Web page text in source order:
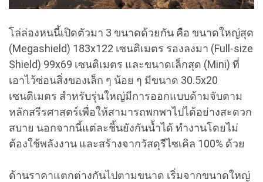
โล่ล่องหนนี้เปิดตัวมา 3 ขนาดด้วยกัน คือ ขนาดใหญ่สุด
(Megashield) 183x122 เซนติเมตร รองลงมา (Full-size
Shield) 99x69 เซนติเมตร และขนาดเล็กสุด (Mini) ที่
เอาไว้ซ่อนสิ่งของเล็ก ๆ น้อย ๆ มีขนาด 30.5x20
เซนติเมตร สำหรับรุ่นใหญ่มีการออกแบบด้ามจับตาม
หลักสรีรศาสตร์เพื่อให้สามารถพกพาไปได้อย่างสะดวก
สบาย นอกจากนี้แต่ละชิ้นยังกันน้ำได้ ทำงานโดยไม่
ต้องใช้พลังงาน และสร้างจากวัสดุรีไซเคิล 100% ด้วย
ด้านราคาแตกต่างกันไปตามขนาด เริ่มจากขนาดใหญ่